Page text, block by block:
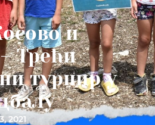
и
Трећи
турнир у
2021